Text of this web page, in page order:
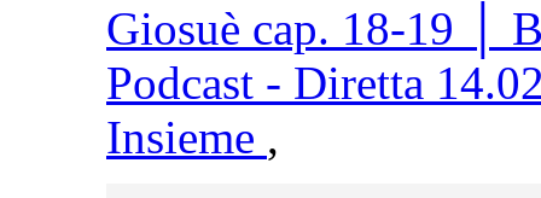
Giosuè cap. 18-19 │
Podcast - Diretta
Insieme ,